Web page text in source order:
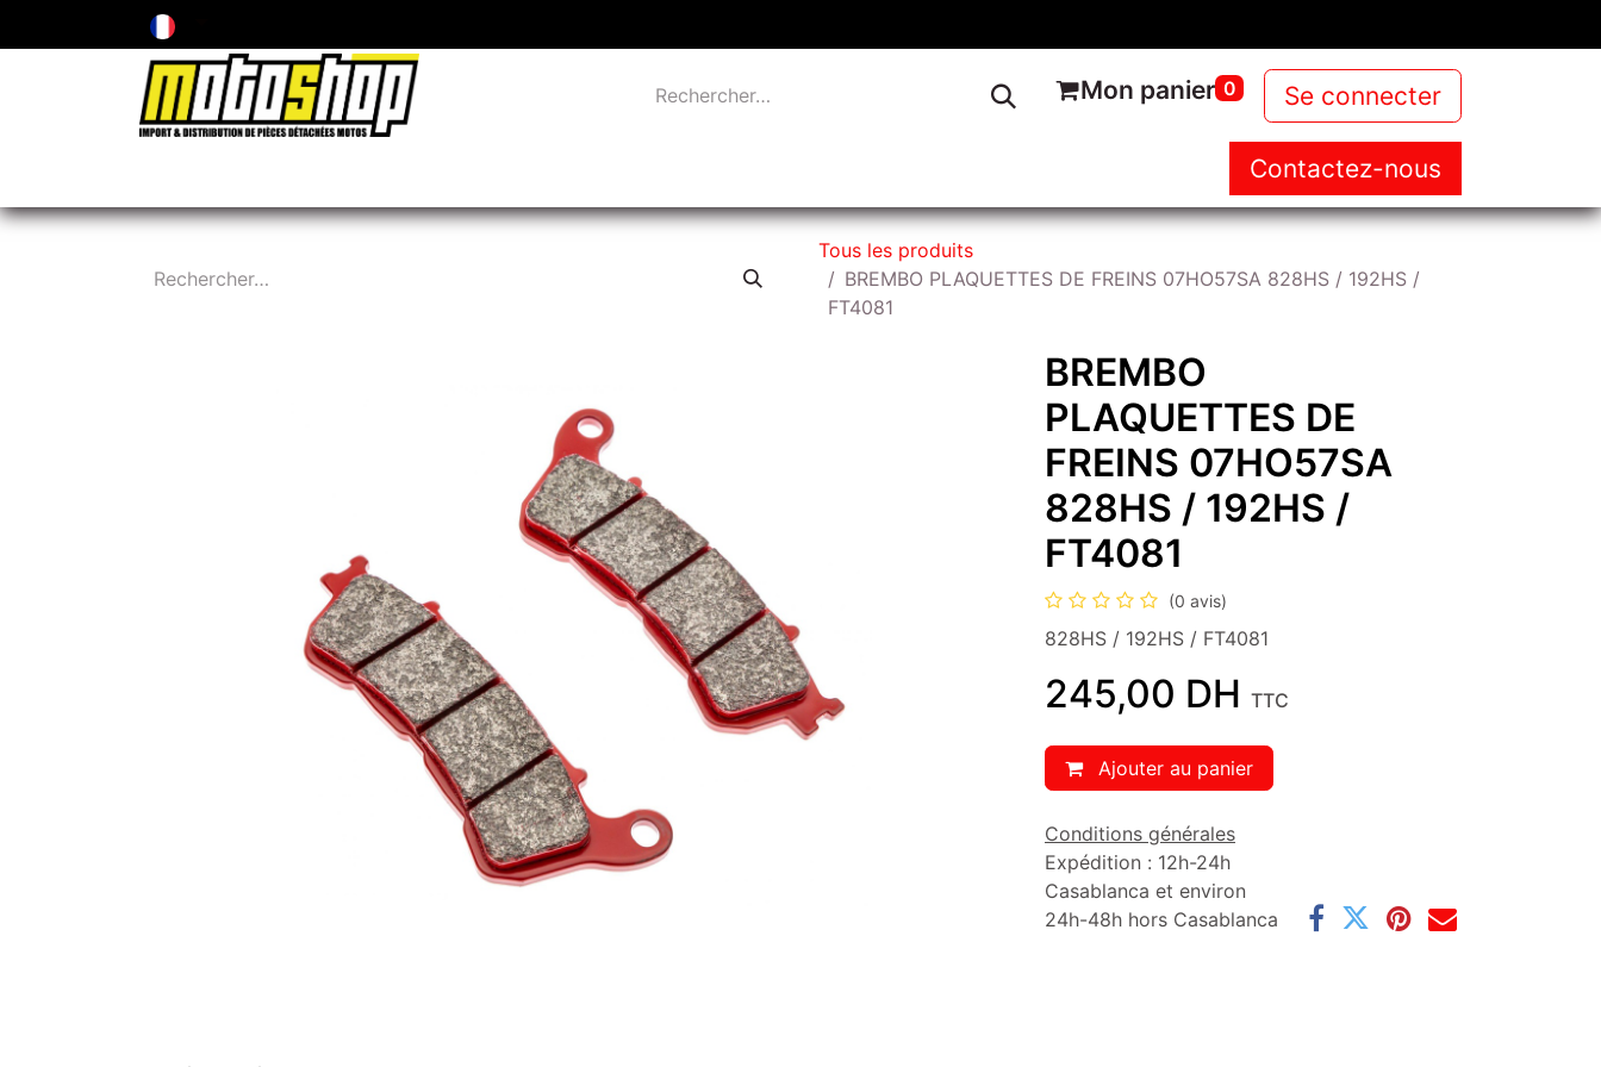
Mon panier 0 Se connecter
NOS PRODUITS NEWS
Contactez-nous
Tous les produits
BREMBO PLAQUETTES DE FREINS 07HO57SA 828HS / 192HS /
FT4081
BREMBO
PLAQUETTES DE
FREINS 07HO57SA
828HS / 192HS /
FT4081
(0 avis)
828HS / 192HS / FT4081
245,00 DH TTC
Ajouter au panier
Conditions générales
Expédition : 12h-24h
Casablanca et environ
24h-48h hors Casablanca